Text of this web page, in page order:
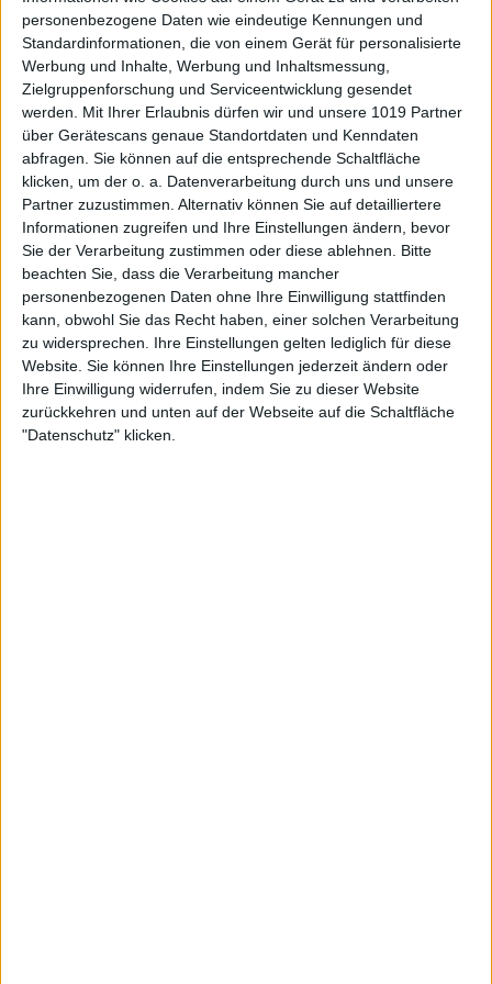
personenbezogene Daten wie eindeutige Kennungen und
Standardinformationen, die von einem Gerät für personalisierte
Werbung und Inhalte, Werbung und Inhaltsmessung,
Zielgruppenforschung und Serviceentwicklung gesendet
werden.
Mit Ihrer Erlaubnis dürfen wir und unsere 1019 Partner
über Gerätescans genaue Standortdaten und Kenndaten
abfragen. Sie können auf die entsprechende Schaltfläche
klicken, um der o. a. Datenverarbeitung durch uns und unsere
Partner zuzustimmen. Alternativ können Sie auf detailliertere
Informationen zugreifen und Ihre Einstellungen ändern, bevor
Sie der Verarbeitung zustimmen oder diese ablehnen.
Bitte
beachten Sie, dass die Verarbeitung mancher
personenbezogenen Daten ohne Ihre Einwilligung stattfinden
kann, obwohl Sie das Recht haben, einer solchen Verarbeitung
zu widersprechen. Ihre Einstellungen gelten lediglich für diese
Website. Sie können Ihre Einstellungen jederzeit ändern oder
Ihre Einwilligung widerrufen, indem Sie zu dieser Website
zurückkehren und unten auf der Webseite auf die Schaltfläche
"Datenschutz" klicken.